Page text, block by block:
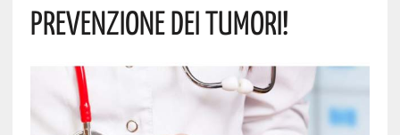
PREVENZIONE DEI TUMORI!